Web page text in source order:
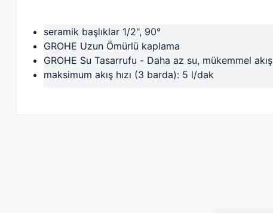
seramik başlıklar 1/2", 90°
GROHE Uzun Ömürlü kaplama
GROHE Su Tasarrufu - Daha az su, mükemmel akış
maksimum akış hızı (3 barda): 5 l/dak